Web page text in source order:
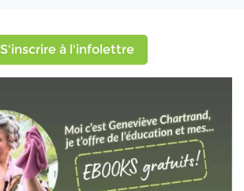
S'inscrire à l'infolettre